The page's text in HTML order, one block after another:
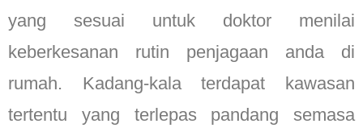
yang sesuai untuk doktor menilai
keberkesanan rutin penjagaan anda di
rumah. Kadang-kala terdapat kawasan
tertentu yang terlepas pandang semasa